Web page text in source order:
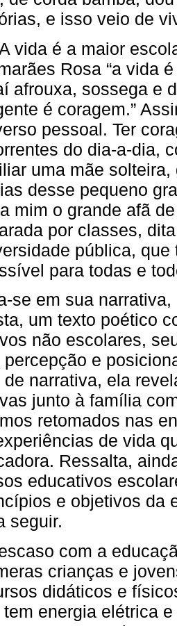
e isso veio de
vida é a maior
Rosa “a vida
afrouxa, sossega e
é coragem.”
pessoal. Ter
do dia-a-dia,
uma mãe
desse pequeno
mim o grande afã
por classes,
pública,
para todas e
se em sua
um texto poético
não escolares,
percepção e
de narrativa, ela
junto à família
retomados nas
de vida
Ressalta,
educativos
e objetivos da
seguir.
com a
crianças e
didáticos e
tem energia elétrica